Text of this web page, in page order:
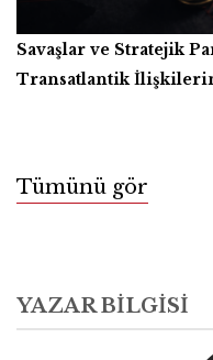
Savaşlar ve Stratejik
Transatlantik İlişkilerin
Yapay Zekâ, Üretici
Kitap İncelemesi
Tümünü gör
YAZAR BILGISI